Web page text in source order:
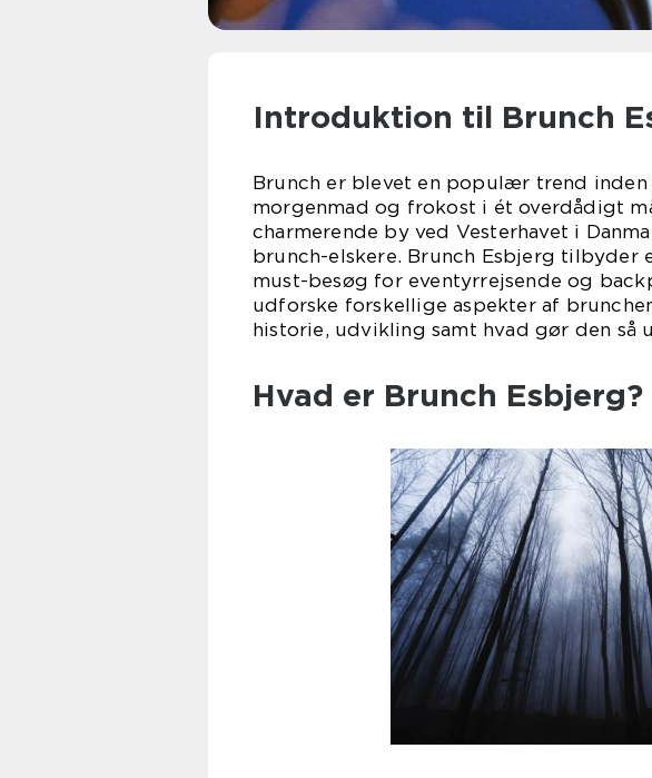
Introduktion til Brunch
Brunch er blevet en populær trend
morgenmad og frokost i ét overdådigt
charmerende by ved Vesterhavet i
brunch-elskere. Brunch Esbjerg
must-besøg for eventyrrejsende og
udforske forskellige aspekter af
historie, udvikling samt hvad gør den så
Hvad er Brunch Esbjerg?